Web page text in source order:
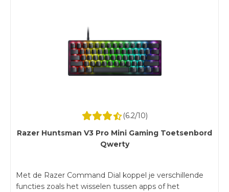
(6.2/10)
Razer Huntsman V3 Pro Mini Gaming Toetsenbord
Qwerty
Met de Razer Command Dial koppel je verschillende
functies zoals het wisselen tussen apps of het